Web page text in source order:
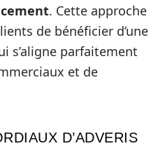
. Cette approche
de bénéficier d’une
s’aligne parfaitement
et de
D’ADVERIS